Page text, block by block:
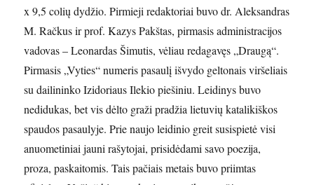
x 9,5 colių dydžio. Pirmieji redaktoriai buvo dr. Aleksandras
M. Račkus ir prof. Kazys Pakštas, pirmasis administracijos
vadovas – Leonardas Šimutis, vėliau redagavęs „Draugą“.
Pirmasis „Vyties“ numeris pasaulį išvydo geltonais viršeliais
su dailininko Izidoriaus Ilekio piešiniu. Leidinys buvo
nedidukas, bet vis dėlto graži pradžia lietuvių katalikiškos
spaudos pasaulyje. Prie naujo leidinio greit susispietė visi
anuometiniai jauni rašytojai, prisidėdami savo poezija,
proza, paskaitomis. Tais pačiais metais buvo priimtas